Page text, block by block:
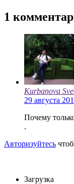
1
Kurbanova
29 августа
Почему
.
Авторизуйтесь
Загрузка